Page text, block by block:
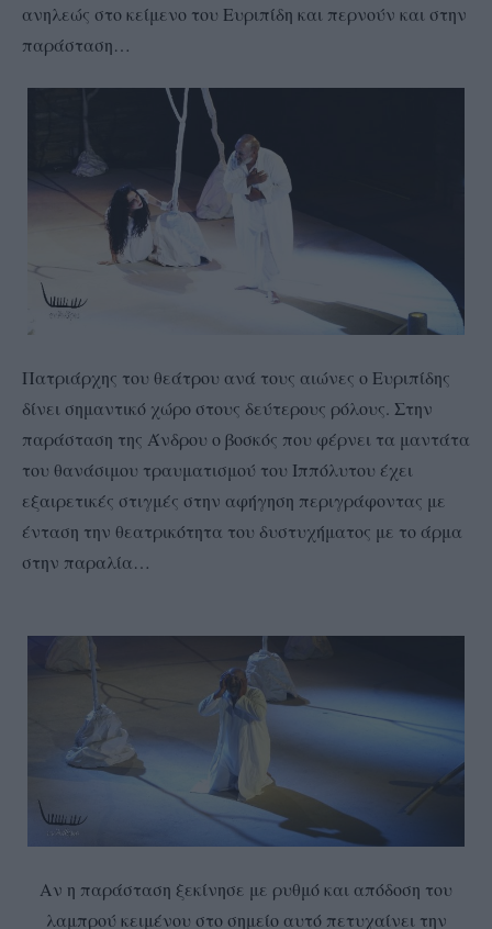
ανηλεώς στο κείμενο του Ευριπίδη και περνούν και στην
παράσταση…
Πατριάρχης του θεάτρου ανά τους αιώνες ο Ευριπίδης
δίνει σημαντικό χώρο στους δεύτερους ρόλους. Στην
παράσταση της Άνδρου ο βοσκός που φέρνει τα μαντάτα
του θανάσιμου τραυματισμού του Ιππόλυτου έχει
εξαιρετικές στιγμές στην αφήγηση περιγράφοντας με
ένταση την θεατρικότητα του δυστυχήματος με το άρμα
στην παραλία…
Αν η παράσταση ξεκίνησε με ρυθμό και απόδοση του
λαμπρού κειμένου στο σημείο αυτό πετυχαίνει την